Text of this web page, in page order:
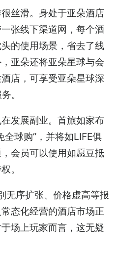
丝滑。身处于亚朵酒店
张线下渠道网，每个酒
的使用场景，省去了线
亚朵还将亚朵星球与会
店，可享受亚朵星球深
。
发展副业。首旅如家布
全球购”，并将如LIFE俱
会员可以使用如愿豆抵
。
无序扩张、价格虚高等报
态化经营的酒店市场正
场上玩家而言，这无疑